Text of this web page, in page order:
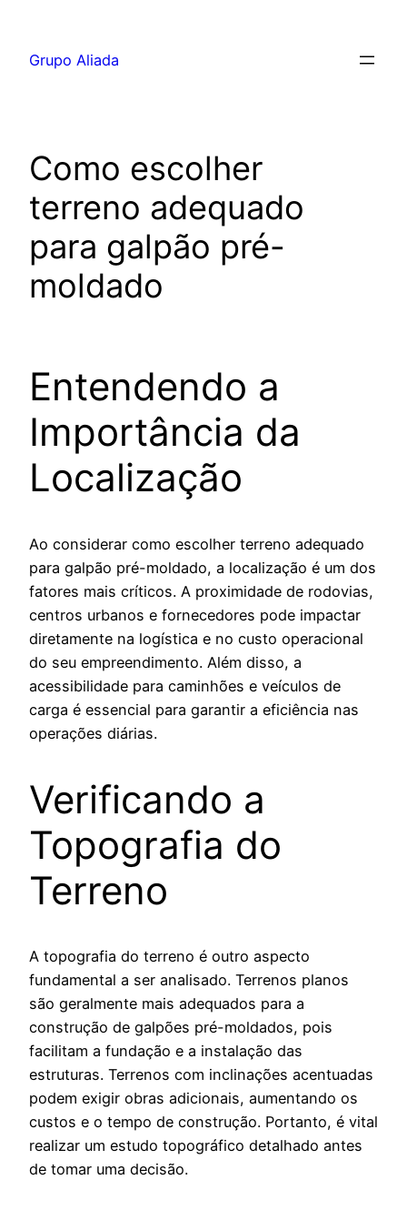
Grupo Aliada
Como escolher
terreno adequado
para galpão pré-
moldado
Entendendo a
Importância da
Localização
Ao considerar como escolher terreno adequado
para galpão pré-moldado, a localização é um dos
fatores mais críticos. A proximidade de rodovias,
centros urbanos e fornecedores pode impactar
diretamente na logística e no custo operacional
do seu empreendimento. Além disso, a
acessibilidade para caminhões e veículos de
carga é essencial para garantir a eficiência nas
operações diárias.
Verificando a
Topografia do
Terreno
A topografia do terreno é outro aspecto
fundamental a ser analisado. Terrenos planos
são geralmente mais adequados para a
construção de galpões pré-moldados, pois
facilitam a fundação e a instalação das
estruturas. Terrenos com inclinações acentuadas
podem exigir obras adicionais, aumentando os
custos e o tempo de construção. Portanto, é vital
realizar um estudo topográfico detalhado antes
de tomar uma decisão.